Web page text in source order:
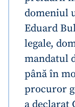
domeniul
Eduard
legale,
mandatul
până în
procuror